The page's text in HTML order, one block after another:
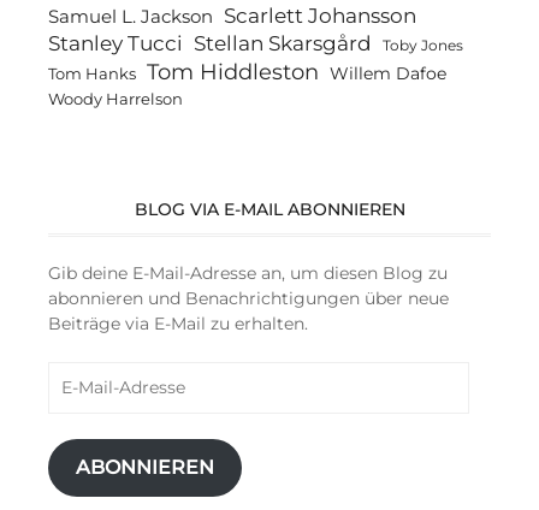
Samuel L. Jackson Scarlett Johansson
Stanley Tucci Stellan Skarsgård Toby Jones
Tom Hanks Tom Hiddleston Willem Dafoe
Woody Harrelson
BLOG VIA E-MAIL ABONNIEREN
Gib deine E-Mail-Adresse an, um diesen Blog zu
abonnieren und Benachrichtigungen über neue
Beiträge via E-Mail zu erhalten.
Mail-
ABONNIEREN